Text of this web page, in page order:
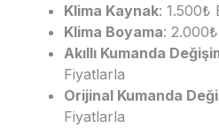
Klima Kaynak: 1.500₺
Klima Boyama:
Akıllı Kumanda
Fiyatlarla
Orijinal Kumanda
Fiyatlarla